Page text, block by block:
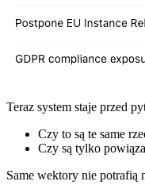
Teraz system staje przed
Czy to są te same
Czy są tylko
Same wektory nie potrafią